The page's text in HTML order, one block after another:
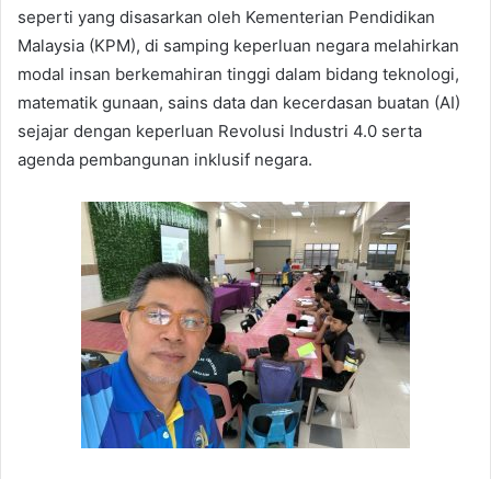
seperti yang disasarkan oleh Kementerian Pendidikan
Malaysia (KPM), di samping keperluan negara melahirkan
modal insan berkemahiran tinggi dalam bidang teknologi,
matematik gunaan, sains data dan kecerdasan buatan (AI)
sejajar dengan keperluan Revolusi Industri 4.0 serta
agenda pembangunan inklusif negara.